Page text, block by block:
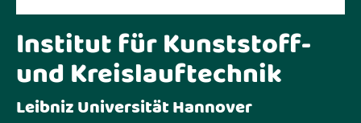
Institut für Kunststoff-
und Kreislauftechnik
Leibniz Universität Hannover